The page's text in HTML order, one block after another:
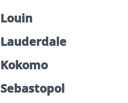
Louin
Lauderdale
Kokomo
Sebastopol